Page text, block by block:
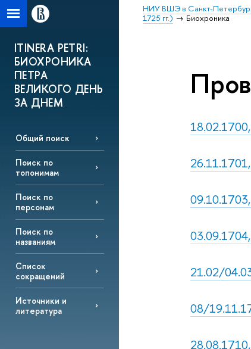
НИУ ВШЭ в Санкт-
1725 гг.)
Биохроника
ITINERA PETRI:
БИОХРОНИКА
ПЕТРА
ВЕЛИКОГО ДЕНЬ
ЗА ДНЕМ
Общий поиск
Поиск по
топонимам
Поиск по
персонам
Поиск по
названиям
Список
сокращений
Источники и
литература
21.02/
08/